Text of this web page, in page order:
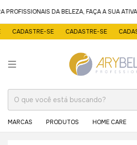
DA BELEZA, FAÇA A SUA
CADASTRE-SE CADASTRE-SE
MARCAS PRODUTOS HOME CARE